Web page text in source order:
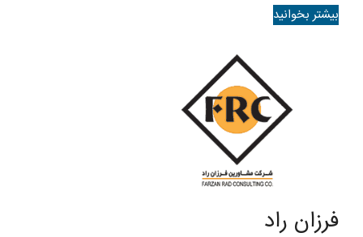
بیشتر بخوانید
فرزان راد